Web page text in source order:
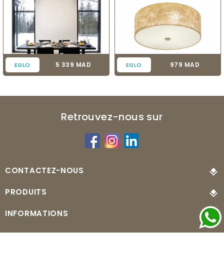
EGLO Prix
5 339 MAD EGLO Prix
979 MAD
Retrouvez-nous sur
CONTACTEZ-NOUS
PRODUITS
INFORMATIONS